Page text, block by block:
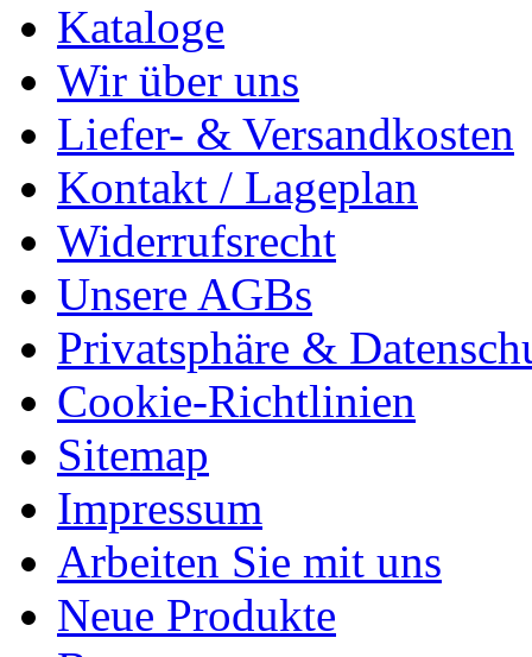
Kataloge
Wir über uns
Liefer- & Versandkosten
Kontakt / Lageplan
Widerrufsrecht
Unsere AGBs
Privatsphäre &
Cookie-Richtlinien
Sitemap
Impressum
Arbeiten Sie mit uns
Neue Produkte